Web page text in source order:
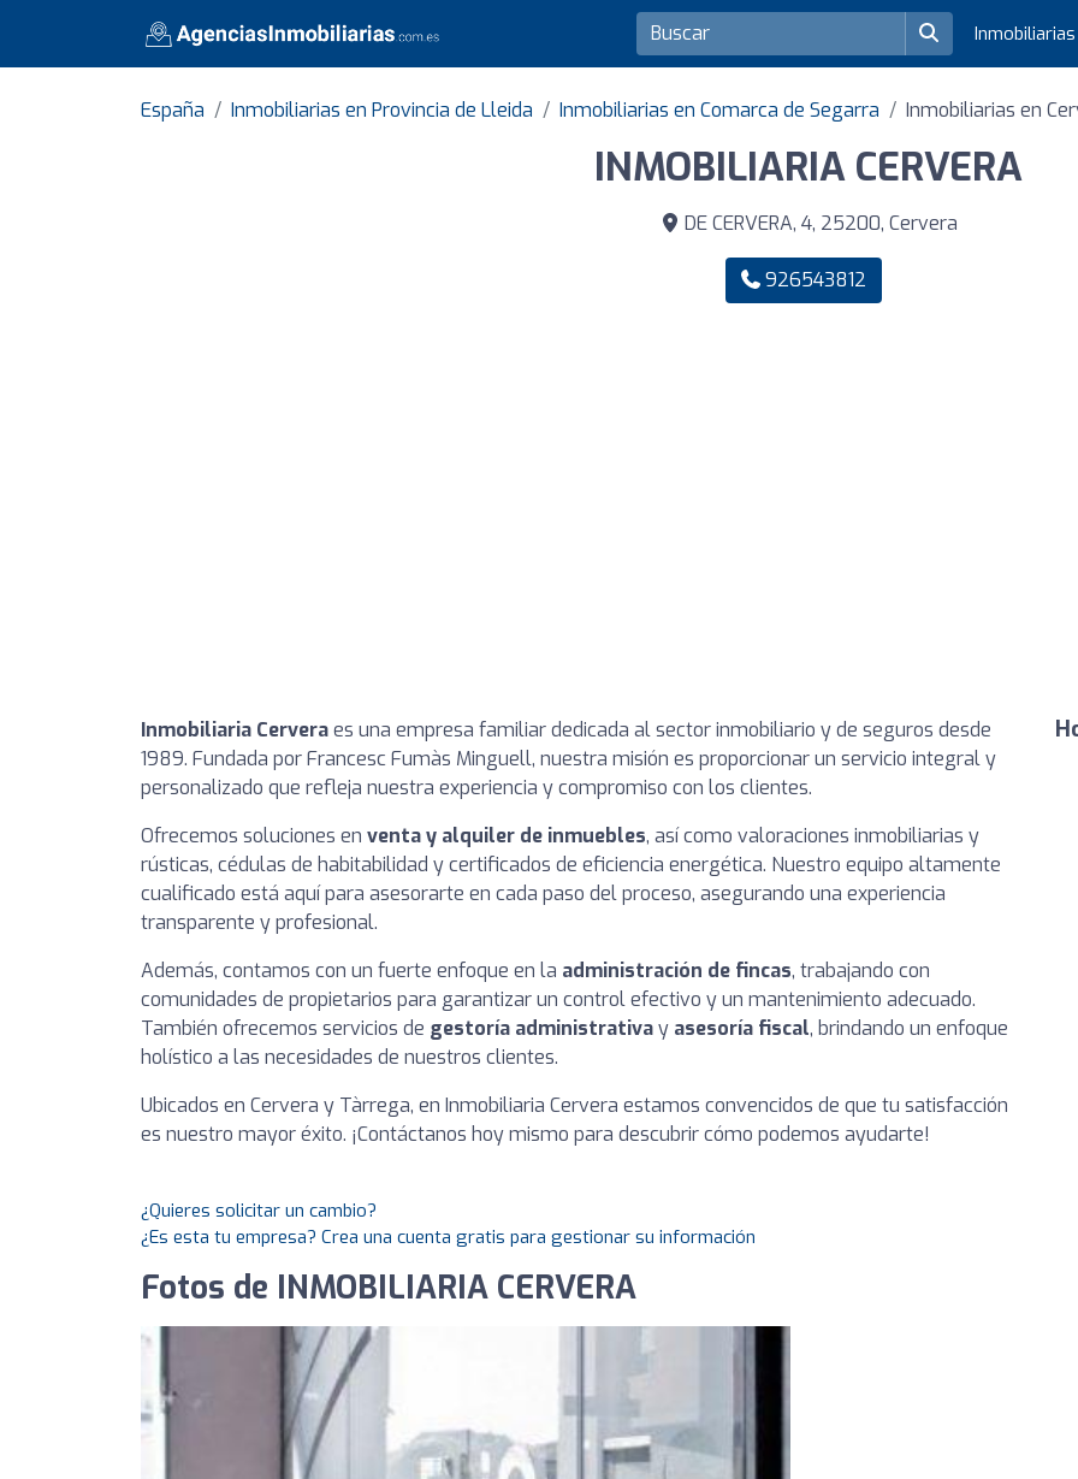
España Inmobiliarias en Provincia de Lleida Inmobiliarias en Comarca de Segarra Inmobiliarias en
INMOBILIARIA CERVERA
DE CERVERA, 4, 25200, Cervera
926543812
Inmobiliaria Cerveraes una empresa familiar dedicada al sector inmobiliario y de seguros desde
1989. Fundada por Francesc Fumàs Minguell, nuestra misión es proporcionar un servicio integral y
personalizado que refleja nuestra experiencia y compromiso con los clientes.
Ofrecemos soluciones en venta y alquiler de inmuebles, así como valoraciones inmobiliarias y
rústicas, cédulas de habitabilidad y certificados de eficiencia energética. Nuestro equipo altamente
cualificado está aquí para asesorarte en cada paso del proceso, asegurando una experiencia
transparente y profesional.
Además, contamos con un fuerte enfoque en la administración de fincas, trabajando con
comunidades de propietarios para garantizar un control efectivo y un mantenimiento adecuado.
También ofrecemos servicios de gestoría administrativay asesoría fiscal, brindando un enfoque
holístico a las necesidades de nuestros clientes.
Ubicados en Cervera y Tàrrega, en Inmobiliaria Cervera estamos convencidos de que tu satisfacción
es nuestro mayor éxito. ¡Contáctanos hoy mismo para descubrir cómo podemos ayudarte!
¿Quieres solicitar un cambio?
¿Es esta tu empresa? Crea una cuenta gratis para gestionar su información
Fotos de INMOBILIARIA CERVERA